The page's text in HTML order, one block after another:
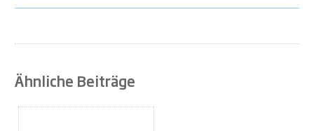
Ähnliche Beiträge